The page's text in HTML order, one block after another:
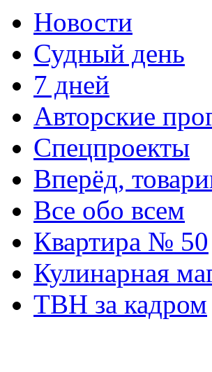
Новости
Судный день
7 дней
Авторские
Спецпроекты
Вперёд,
Все обо всем
Квартира № 50
Кулинарная
ТВН за кадром